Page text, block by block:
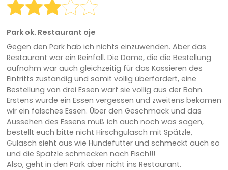
Park ok. Restaurant oje
Gegen den Park hab ich nichts einzuwenden. Aber das
Restaurant war ein Reinfall. Die Dame, die die Bestellung
aufnahm war auch gleichzeitig für das Kassieren des
Eintritts zuständig und somit völlig überfordert, eine
Bestellung von drei Essen warf sie völlig aus der Bahn.
Erstens wurde ein Essen vergessen und zweitens bekamen
wir ein falsches Essen. Über den Geschmack und das
Aussehen des Essens muß ich auch noch was sagen,
bestellt euch bitte nicht Hirschgulasch mit Spätzle,
Gulasch sieht aus wie Hundefutter und schmeckt auch so
und die Spätzle schmecken nach Fisch!!!
Also, geht in den Park aber nicht ins Restaurant.